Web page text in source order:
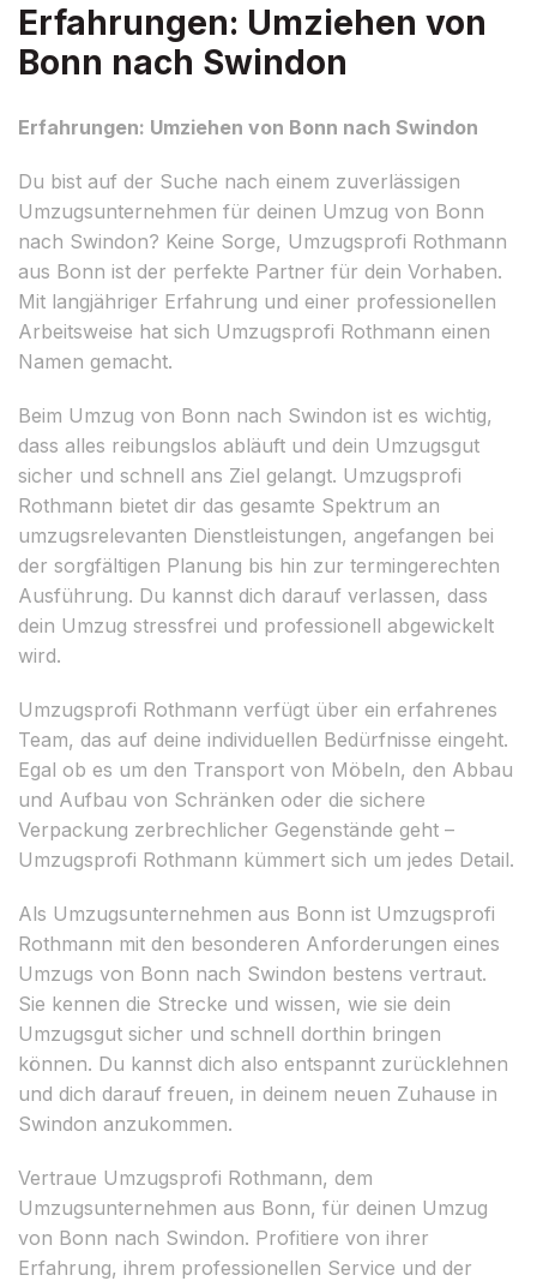
Erfahrungen: Umziehen von
Bonn nach Swindon
Erfahrungen: Umziehen von Bonn nach Swindon
Du bist auf der Suche nach einem zuverlässigen
Umzugsunternehmen für deinen Umzug von Bonn
nach Swindon? Keine Sorge, Umzugsprofi Rothmann
aus Bonn ist der perfekte Partner für dein Vorhaben.
Mit langjähriger Erfahrung und einer professionellen
Arbeitsweise hat sich Umzugsprofi Rothmann einen
Namen gemacht.
Beim Umzug von Bonn nach Swindon ist es wichtig,
dass alles reibungslos abläuft und dein Umzugsgut
sicher und schnell ans Ziel gelangt. Umzugsprofi
Rothmann bietet dir das gesamte Spektrum an
umzugsrelevanten Dienstleistungen, angefangen bei
der sorgfältigen Planung bis hin zur termingerechten
Ausführung. Du kannst dich darauf verlassen, dass
dein Umzug stressfrei und professionell abgewickelt
wird.
Umzugsprofi Rothmann verfügt über ein erfahrenes
Team, das auf deine individuellen Bedürfnisse eingeht.
Egal ob es um den Transport von Möbeln, den Abbau
und Aufbau von Schränken oder die sichere
Verpackung zerbrechlicher Gegenstände geht –
Umzugsprofi Rothmann kümmert sich um jedes Detail.
Als Umzugsunternehmen aus Bonn ist Umzugsprofi
Rothmann mit den besonderen Anforderungen eines
Umzugs von Bonn nach Swindon bestens vertraut.
Sie kennen die Strecke und wissen, wie sie dein
Umzugsgut sicher und schnell dorthin bringen
können. Du kannst dich also entspannt zurücklehnen
und dich darauf freuen, in deinem neuen Zuhause in
Swindon anzukommen.
Vertraue Umzugsprofi Rothmann, dem
Umzugsunternehmen aus Bonn, für deinen Umzug
von Bonn nach Swindon. Profitiere von ihrer
Erfahrung, ihrem professionellen Service und der